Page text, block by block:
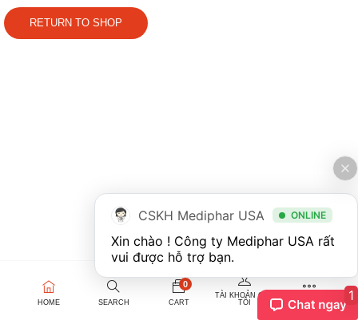
RETURN TO SHOP
HOME SEARCH
0
CART
TÀI KHOẢN CỦA
TÔI
MORE
CSKH Mediphar USA ONLINE
Xin chào ! Công ty Mediphar USA rất
1